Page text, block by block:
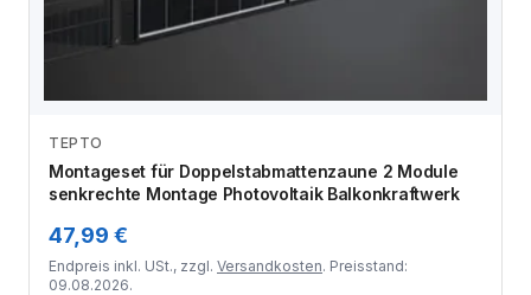
TEPTO
Montageset für Doppelstabmattenzaune 2 Module
senkrechte Montage Photovoltaik Balkonkraftwerk
47,99 €
Endpreis inkl. USt., zzgl. Versandkosten. Preisstand:
09.08.2026.